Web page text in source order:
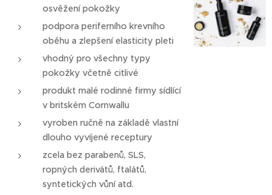
osvěžení pokožky
podpora periferního krevního
oběhu a zlepšení elasticity pleti
vhodný pro všechny typy
pokožky včetně citlivé
produkt malé rodinné firmy sídlící
v britském Cornwallu
vyroben ručně na základě vlastní
dlouho vyvíjené receptury
zcela bez parabenů, SLS,
ropných derivátů, ftalátů,
syntetických vůní atd.